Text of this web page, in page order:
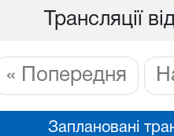
Трансляції
« Попередня
Заплановані